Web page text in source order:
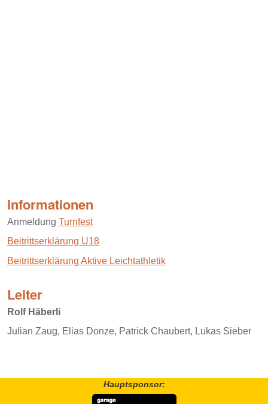
Informationen
Anmeldung Turnfest
Beitrittserklärung U18
Beitrittserklärung Aktive Leichtathletik
Leiter
Rolf Häberli
Julian Zaug, Elias Donze, Patrick Chaubert, Lukas Sieber
Hauptsponsor: